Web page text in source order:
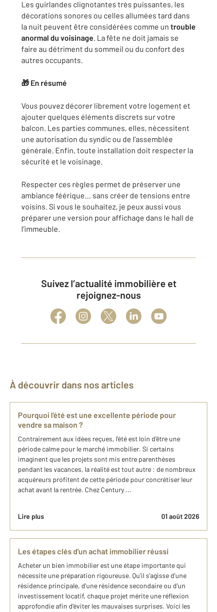
Les guirlandes clignotantes très puissantes, les
décorations sonores ou celles allumées tard dans
la nuit peuvent être considérées comme un trouble
anormal du voisinage. La fête ne doit jamais se
faire au détriment du sommeil ou du confort des
autres occupants.
🎁 En résumé
Vous pouvez décorer librement votre logement et
ajouter quelques éléments discrets sur votre
balcon. Les parties communes, elles, nécessitent
une autorisation du syndic ou de l’assemblée
générale. Enfin, toute installation doit respecter la
sécurité et le voisinage.
Respecter ces règles permet de préserver une
ambiance féérique… sans créer de tensions entre
voisins. Si vous le souhaitez, je peux aussi vous
préparer une version pour affichage dans le hall de
l’immeuble.
Suivez l’actualité immobilière et
rejoignez-nous
À découvrir dans nos articles
Pourquoi l'été est une excellente période pour
vendre sa maison ?
Contrairement aux idées reçues, l'été est loin d'être une
période calme pour le marché immobilier. Si certains
imaginent que les projets sont mis entre parenthèses
pendant les vacances, la réalité est tout autre : de nombreux
acquéreurs profitent de cette période pour concrétiser leur
achat avant la rentrée. Chez Century ...
Lire plus 01 août 2026
Les étapes clés d'un achat immobilier réussi
Acheter un bien immobilier est une étape importante qui
nécessite une préparation rigoureuse. Qu'il s'agisse d'une
résidence principale, d'une résidence secondaire ou d'un
investissement locatif, chaque projet mérite une réflexion
approfondie afin d'éviter les mauvaises surprises. Voici les